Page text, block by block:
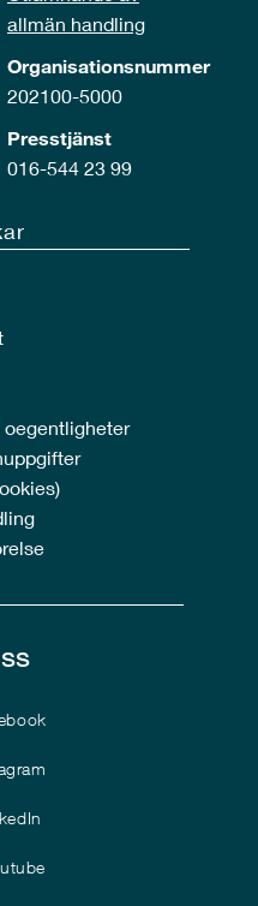
allmän handling
Organisationsnummer
202100-5000
Presstjänst
016-544 23 99
oegentligheter